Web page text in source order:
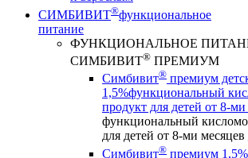
СИМБИВИТ®функциональное
питание
ФУНКЦИОНАЛЬНОЕ
СИМБИВИТ® ПРЕМИУМ
Симбивит® премиум
1,5%функциональный
продукт для детей от 8-
функциональный
для детей от 8-ми месяцев
Симбивит® премиум 1,5%